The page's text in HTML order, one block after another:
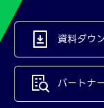
資料ダウ
パートナ